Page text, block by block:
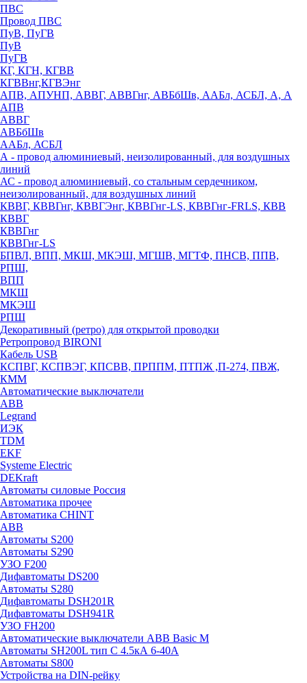
ПВС
Провод ПВС
ПуВ, ПуГВ
ПуВ
ПуГВ
КГ, КГН, КГВВ
КГВВнг,КГВЭнг
АПВ, АПУНП, АВВГ, АВВГнг, АВБбШв, ААБл, АСБЛ, А, А
АПВ
АВВГ
АВБбШв
ААБл, АСБЛ
А - провод алюминиевый, неизолированный, для воздушных
линий
АС - провод алюминиевый, со стальным сердечником,
неизолированный, для воздушных линий
КВВГ, КВВГнг, КВВГЭнг, КВВГнг-LS, КВВГнг-FRLS, КВВ
КВВГ
КВВГнг
КВВГнг-LS
БПВЛ, ВПП, МКШ, МКЭШ, МГШВ, МГТФ, ПНСВ, ППВ,
РПШ,
ВПП
МКШ
МКЭШ
РПШ
Декоративный (ретро) для открытой проводки
Ретропровод BIRONI
Кабель USB
КСПВГ, КСПВЭГ, КПСВВ, ПРППМ, ПТПЖ ,П-274, ПВЖ,
КММ
Автоматические выключатели
ABB
Legrand
ИЭК
TDM
EKF
Systeme Electric
DEKraft
Автоматы силовые Россия
Автоматика прочее
Автоматика CHINT
ABB
Автоматы S200
Автоматы S290
УЗО F200
Дифавтоматы DS200
Автоматы S280
Дифавтоматы DSH201R
Дифавтоматы DSH941R
УЗО FH200
Автоматические выключатели ABB Basic M
Автоматы SH200L тип С 4.5кА 6-40А
Автоматы S800
Устройства на DIN-рейку